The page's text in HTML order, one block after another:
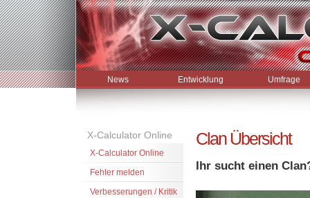
News Entwicklung Umfrage
X-Calculator Online
X-Calculator Online
Fehler melden
Verbesserungen / Kritik
Clan Übersicht
Ihr sucht einen